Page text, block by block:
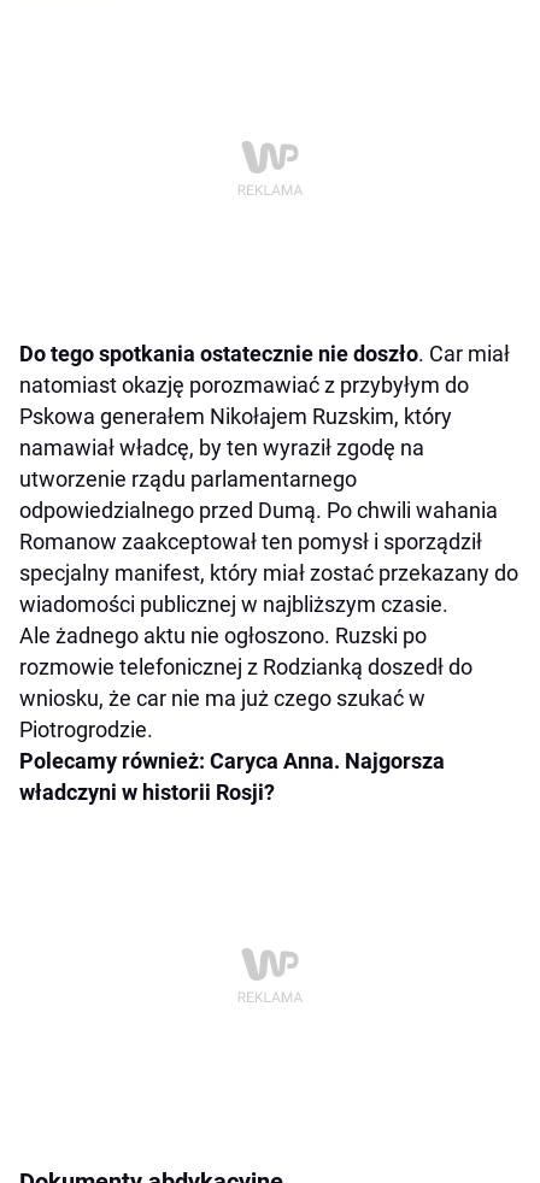
Do tego spotkania ostatecznie nie doszło. Car miał
natomiast okazję porozmawiać z przybyłym do
Pskowa generałem Nikołajem Ruzskim, który
namawiał władcę, by ten wyraził zgodę na
utworzenie rządu parlamentarnego
odpowiedzialnego przed Dumą. Po chwili wahania
Romanow zaakceptował ten pomysł i sporządził
specjalny manifest, który miał zostać przekazany do
wiadomości publicznej w najbliższym czasie.
Ale żadnego aktu nie ogłoszono. Ruzski po
rozmowie telefonicznej z Rodzianką doszedł do
wniosku, że car nie ma już czego szukać w
Piotrogrodzie.
Polecamy również: Caryca Anna. Najgorsza
władczyni w historii Rosji?